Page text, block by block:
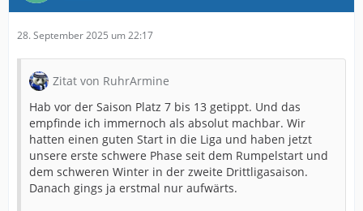
28. September 2025 um 22:17
Zitat von RuhrArmine
Hab vor der Saison Platz 7 bis 13 getippt. Und das
empfinde ich immernoch als absolut machbar. Wir
hatten einen guten Start in die Liga und haben jetzt
unsere erste schwere Phase seit dem Rumpelstart und
dem schweren Winter in der zweite Drittligasaison.
Danach gings ja erstmal nur aufwärts.